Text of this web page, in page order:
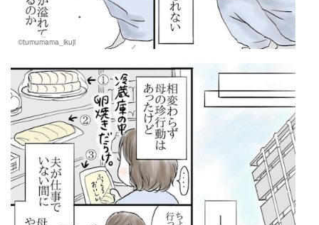
©tumumama_ikuji